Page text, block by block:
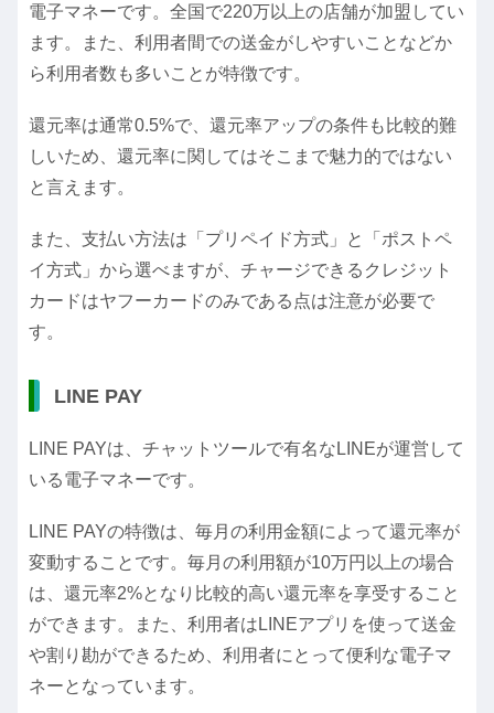
電子マネーです。全国で220万以上の店舗が加盟してい
ます。また、利用者間での送金がしやすいことなどか
ら利用者数も多いことが特徴です。
還元率は通常0.5%で、還元率アップの条件も比較的難
しいため、還元率に関してはそこまで魅力的ではない
と言えます。
また、支払い方法は「プリペイド方式」と「ポストペ
イ方式」から選べますが、チャージできるクレジット
カードはヤフーカードのみである点は注意が必要で
す。
LINE PAY
LINE PAYは、チャットツールで有名なLINEが運営して
いる電子マネーです。
LINE PAYの特徴は、毎月の利用金額によって還元率が
変動することです。毎月の利用額が10万円以上の場合
は、還元率2%となり比較的高い還元率を享受すること
ができます。また、利用者はLINEアプリを使って送金
や割り勘ができるため、利用者にとって便利な電子マ
ネーとなっています。